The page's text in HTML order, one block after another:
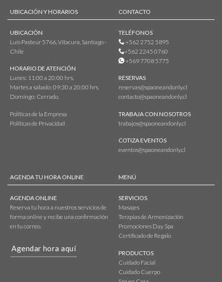
UBICACIÓN Y HORARIOS
UBICACIÓN
Luis Pasteur 5766, Vitacura, Santiago -
Chile
HORARIO DE ATENCIÓN
Lunes: 11:00 a 20:00 hrs.
Martes a sábado: 09:30 a 20:00 hrs.
Domingo: Cerrado.
Políticas de la Empresa
Políticas de Privacidad
CONTACTO
TELÉFONOS
+562 2752 5895
+562 2245 0760
+569 7708 5775
RESERVAS
reservas@spaoneandonly.cl
contacto@spaoneandonly.cl
TRABAJA CON NOSOTROS
trabajos@spaoneandonly.cl
COTIZA EVENTOS
eventos@spaoneandonly.cl
AGENDA TU HORA ONLINE
AGENDA ONLINE
Reserva tu hora a nuestros servicios de
forma online y recibe una confirmación
en tu correo.
Agendar hora aquí
MENÚ
SERVICIOS
Masajes
Terapias de Armonización
Promociones Day Spa
Certificado de Regalo
PRODUCTOS
Cuidado Facial
Cuidado Cuerpo